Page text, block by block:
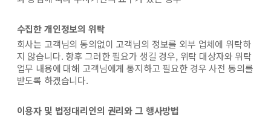
수집한 개인정보의 위탁
회사는 고객님의 동의없이 고객님의 정보를 외부 업체에 위탁하
지 않습니다. 향후 그러한 필요가 생길 경우, 위탁 대상자와 위탁
업무 내용에 대해 고객님에게 통지하고 필요한 경우 사전 동의를
받도록 하겠습니다.
이용자 및 법정대리인의 권리와 그 행사방법